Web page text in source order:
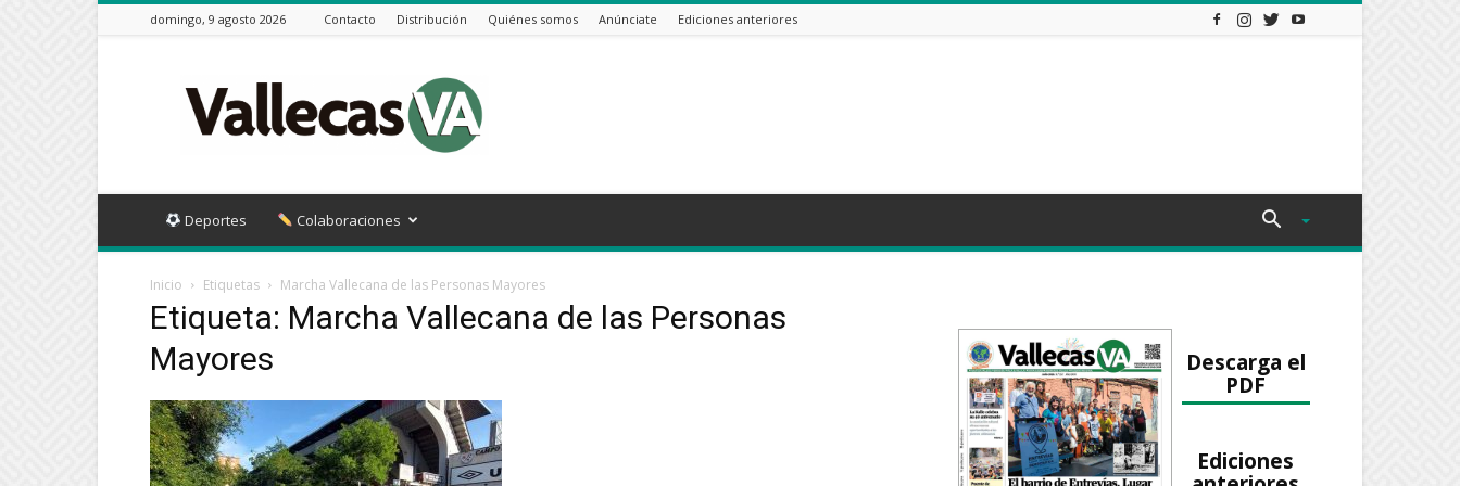
domingo, 9 agosto 2026 Contacto Distribución Quiénes somos Anúnciate Ediciones anteriores
VA
Deportes Colaboraciones
Inicio Etiquetas Marcha Vallecana de las Personas Mayores
Etiqueta: Marcha Vallecana de las Personas
Mayores
Descarga el
PDF
Ediciones